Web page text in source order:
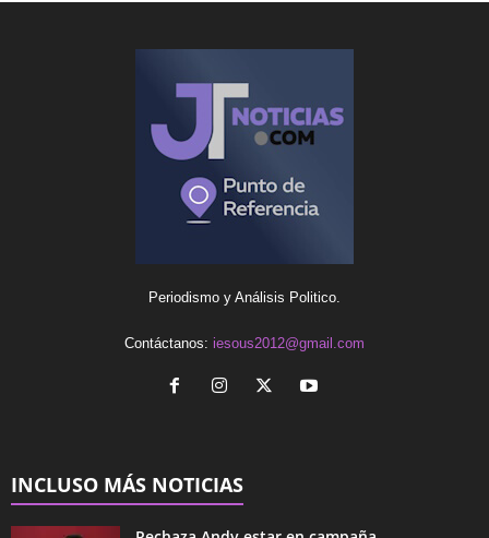
Periodismo y Análisis Politico.
Contáctanos: iesous2012@gmail.com
INCLUSO MÁS NOTICIAS